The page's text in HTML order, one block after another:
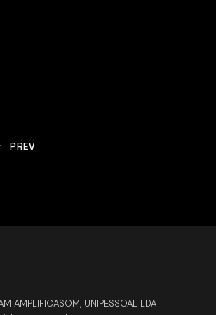
PREV
AMPLIFICASOM, UNIPESSOAL LDA